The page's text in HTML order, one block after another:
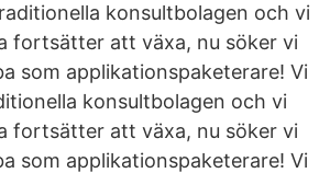
konsultbolagen och vi
fortsätter att växa, nu söker vi
som applikationspaketerare! Vi
konsultbolagen och vi
fortsätter att växa, nu söker vi
som applikationspaketerare! Vi